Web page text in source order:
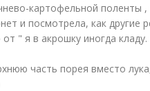
картофельной поленты ,
и посмотрела, как другие
" я в акрошку иногда кладу.
часть порея вместо